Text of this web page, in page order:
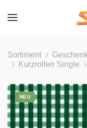
Sortiment
Kurzrollen Single
NEU